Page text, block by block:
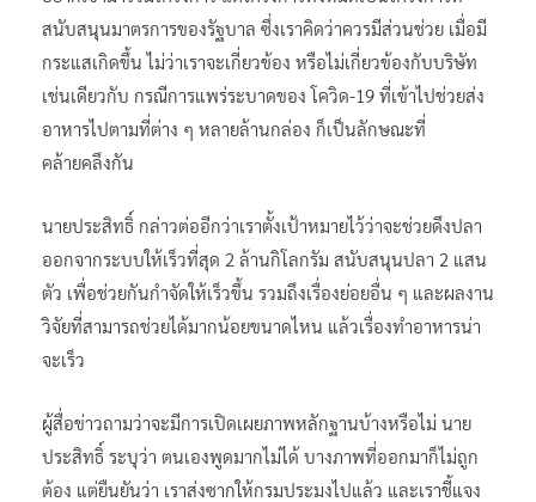
สนับสนุนมาตรการของรัฐบาล ซึ่งเราคิดว่าควรมีส่วนช่วย เมื่อมี
กระแสเกิดขึ้น ไม่ว่าเราจะเกี่ยวข้อง หรือไม่เกี่ยวข้องกับบริษัท
เช่นเดียวกับ กรณีการแพร่ระบาดของ โควิด-19 ที่เข้าไปช่วยส่ง
อาหารไปตามที่ต่าง ๆ หลายล้านกล่อง ก็เป็นลักษณะที่
คล้ายคลึงกัน
นายประสิทธิ์ กล่าวต่ออีกว่าเราตั้งเป้าหมายไว้ว่าจะช่วยดึงปลา
ออกจากระบบให้เร็วที่สุด 2 ล้านกิโลกรัม สนับสนุนปลา 2 แสน
ตัว เพื่อช่วยกันกำจัดให้เร็วขึ้น รวมถึงเรื่องย่อยอื่น ๆ และผลงาน
วิจัยที่สามารถช่วยได้มากน้อยขนาดไหน แล้วเรื่องทำอาหารน่า
จะเร็ว
ผู้สื่อข่าวถามว่าจะมีการเปิดเผยภาพหลักฐานบ้างหรือไม่ นาย
ประสิทธิ์ ระบุว่า ตนเองพูดมากไม่ได้ บางภาพที่ออกมาก็ไม่ถูก
ต้อง แต่ยืนยันว่า เราส่งซากให้กรมประมงไปแล้ว และเราชี้แจง